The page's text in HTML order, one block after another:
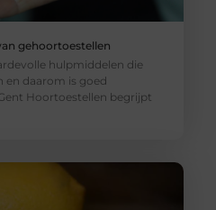
gehoortoestellen
hulpmiddelen die
en daarom is goed
Hoortoestellen begrijpt